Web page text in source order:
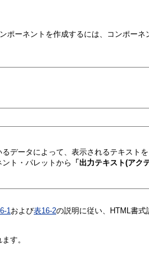
ポーネントを作成するには、コンポーネ
データによって、表示されるテキストを
ト・パレットから 「出力テキスト(アク
1および表16-2の説明に従い、HTML書式
す。